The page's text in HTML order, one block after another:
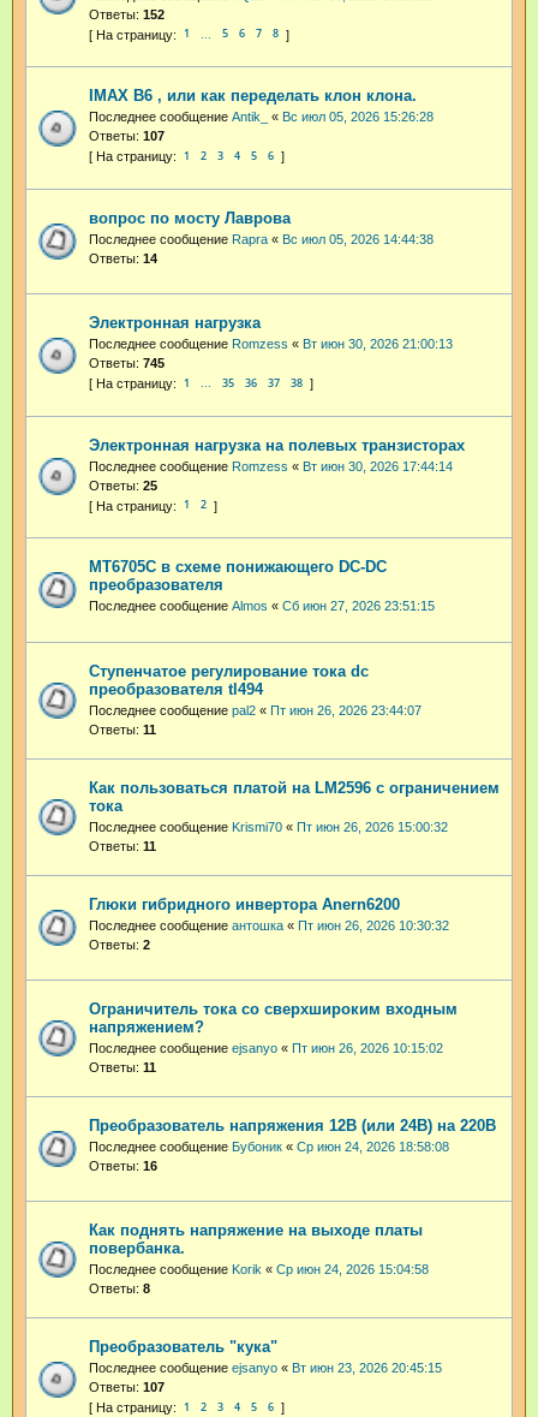
Ответы: 152
1 5 6 7 8
IMAX B6 , или как переделать клон клона.
Последнее сообщение Antik_ « Вс июл 05, 2026 15:26:28
Ответы: 107
1 2 3 4 5 6
вопрос по мосту Лаврова
Последнее сообщение Rapra « Вс июл 05, 2026 14:44:38
Ответы: 14
Электронная нагрузка
Последнее сообщение Romzess « Вт июн 30, 2026 21:00:13
Ответы: 745
1 35 36 37 38
Электронная нагрузка на полевых транзисторах
Последнее сообщение Romzess « Вт июн 30, 2026 17:44:14
Ответы: 25
1 2
MT6705C в схеме понижающего DC-DC
преобразователя
Последнее сообщение Almos « Сб июн 27, 2026 23:51:15
Ступенчатое регулирование тока dc
преобразователя tl494
Последнее сообщение pal2 « Пт июн 26, 2026 23:44:07
Ответы: 11
Как пользоваться платой на LM2596 с ограничением
тока
Последнее сообщение Krismi70 « Пт июн 26, 2026 15:00:32
Ответы: 11
Глюки гибридного инвертора Anern6200
Последнее сообщение антошка « Пт июн 26, 2026 10:30:32
Ответы: 2
Ограничитель тока со сверхшироким входным
напряжением?
Последнее сообщение ejsanyo « Пт июн 26, 2026 10:15:02
Ответы: 11
Преобразователь напряжения 12В (или 24В) на 220В
Последнее сообщение Бубоник « Ср июн 24, 2026 18:58:08
Ответы: 16
Как поднять напряжение на выходе платы
повербанка.
Последнее сообщение Korik « Ср июн 24, 2026 15:04:58
Ответы: 8
Преобразователь "кука"
Последнее сообщение ejsanyo « Вт июн 23, 2026 20:45:15
Ответы: 107
1 2 3 4 5 6